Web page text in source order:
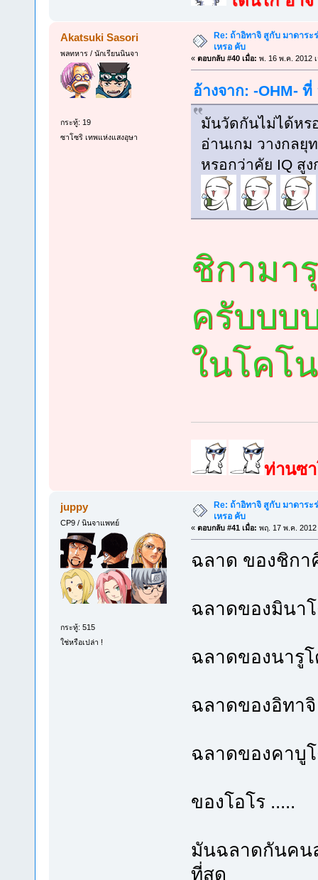
Akatsuki Sasori
พลทหาร / นักเรียนนินจา
กระทู้: 19
ซาโซริ เทพแห่งแสงอุษา
Re: ถ้าอิทาจิ สูกับ มาดาระ
เหรอ คับ
« ตอบกลับ #40 เมื่อ: พ. 16 พ.ค. 2012
อ้างจาก: -OHM-
มันวัดกันไม่ได้หร
อ่านเกม วางกลยุ
หรอกว่าคัย IQ สู
ชิกามา
ครับบบ
ในโคโ
ท่านซ
juppy
CP9 / นินจาแพทย์
กระทู้: 515
ใช่หรือเปล่า !
Re: ถ้าอิทาจิ สูกับ มาดาระ
เหรอ คับ
« ตอบกลับ #41 เมื่อ: พฤ. 17 พ.ค. 2012
ฉลาด ของชิกา
ฉลาดของมินา
ฉลาดของนารู
ฉลาดของอิทา
ฉลาดของคาบู
ของโอโร .....
มันฉลาดกันคน
ที่สุด